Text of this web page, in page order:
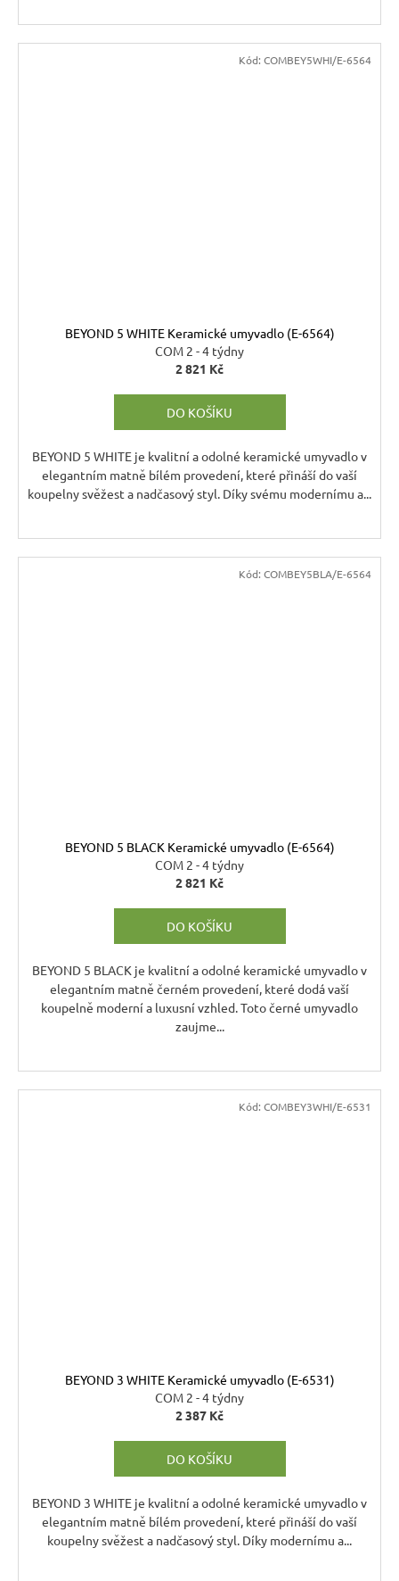
BEYOND 5 WHITE Keramické umyvadlo (E-6564)
COM 2 - 4 týdny
2 821 Kč
DO KOŠÍKU
BEYOND 5 WHITE je kvalitní a odolné keramické umyvadlo v
elegantním matně bílém provedení, které přináší do vaší
koupelny svěžest a nadčasový styl. Díky svému modernímu a...
Kód: COMBEY5WHI/E-6564
BEYOND 5 BLACK Keramické umyvadlo (E-6564)
COM 2 - 4 týdny
2 821 Kč
DO KOŠÍKU
BEYOND 5 BLACK je kvalitní a odolné keramické umyvadlo v
elegantním matně černém provedení, které dodá vaší
koupelně moderní a luxusní vzhled. Toto černé umyvadlo
zaujme...
Kód: COMBEY5BLA/E-6564
BEYOND 3 WHITE Keramické umyvadlo (E-6531)
COM 2 - 4 týdny
2 387 Kč
DO KOŠÍKU
BEYOND 3 WHITE je kvalitní a odolné keramické umyvadlo v
elegantním matně bílém provedení, které přináší do vaší
koupelny svěžest a nadčasový styl. Díky modernímu a...
Kód: COMBEY3WHI/E-6531